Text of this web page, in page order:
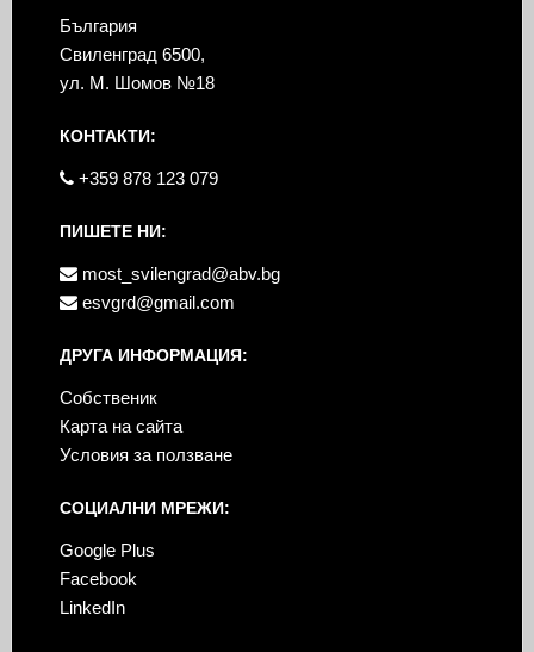
България
Свиленград 6500,
ул. М. Шомов №18
КОНТАКТИ:
+359 878 123 079
ПИШЕТЕ НИ:
most_svilengrad@abv.bg
esvgrd@gmail.com
ДРУГА ИНФОРМАЦИЯ:
Собственик
Карта на сайта
Условия за ползване
СОЦИАЛНИ МРЕЖИ:
Google Plus
Facebook
LinkedIn